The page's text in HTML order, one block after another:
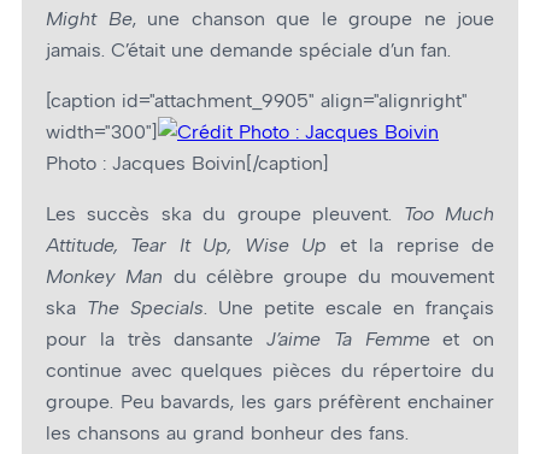
Might Be, une chanson que le groupe ne joue
jamais. C’était une demande spéciale d’un fan.
[caption id="attachment_9905" align="alignright"
width="300"]
Photo : Jacques Boivin[/caption]
Les succès ska du groupe pleuvent. Too Much
Attitude, Tear It Up, Wise Up et la reprise de
Monkey Man du célèbre groupe du mouvement
ska The Specials. Une petite escale en français
pour la très dansante J’aime Ta Femme et on
continue avec quelques pièces du répertoire du
groupe. Peu bavards, les gars préfèrent enchainer
les chansons au grand bonheur des fans.